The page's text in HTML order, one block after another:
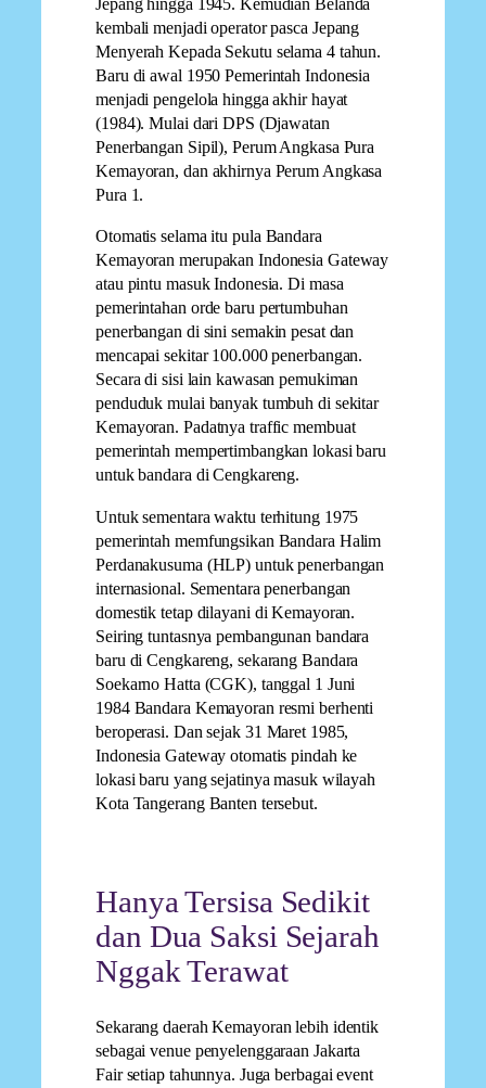
Jepang hingga 1945. Kemudian Belanda
kembali menjadi operator pasca Jepang
Menyerah Kepada Sekutu selama 4 tahun.
Baru di awal 1950 Pemerintah Indonesia
menjadi pengelola hingga akhir hayat
(1984). Mulai dari DPS (Djawatan
Penerbangan Sipil), Perum Angkasa Pura
Kemayoran, dan akhirnya Perum Angkasa
Pura 1.
Otomatis selama itu pula Bandara
Kemayoran merupakan Indonesia Gateway
atau pintu masuk Indonesia. Di masa
pemerintahan orde baru pertumbuhan
penerbangan di sini semakin pesat dan
mencapai sekitar 100.000 penerbangan.
Secara di sisi lain kawasan pemukiman
penduduk mulai banyak tumbuh di sekitar
Kemayoran. Padatnya traffic membuat
pemerintah mempertimbangkan lokasi baru
untuk bandara di Cengkareng.
Untuk sementara waktu terhitung 1975
pemerintah memfungsikan Bandara Halim
Perdanakusuma (HLP) untuk penerbangan
internasional. Sementara penerbangan
domestik tetap dilayani di Kemayoran.
Seiring tuntasnya pembangunan bandara
baru di Cengkareng, sekarang Bandara
Soekarno Hatta (CGK), tanggal 1 Juni
1984 Bandara Kemayoran resmi berhenti
beroperasi. Dan sejak 31 Maret 1985,
Indonesia Gateway otomatis pindah ke
lokasi baru yang sejatinya masuk wilayah
Kota Tangerang Banten tersebut.
Hanya Tersisa Sedikit
dan Dua Saksi Sejarah
Nggak Terawat
Sekarang daerah Kemayoran lebih identik
sebagai venue penyelenggaraan Jakarta
Fair setiap tahunnya. Juga berbagai event